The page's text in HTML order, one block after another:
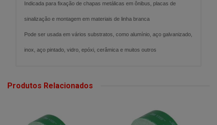
Indicada para fixação de chapas metálicas em ônibus, placas de
sinalização e montagem em materiais de linha branca
Pode ser usada em vários substratos, como alumínio, aço galvanizado,
inox, aço pintado, vidro, epóxi, cerâmica e muitos outros
Produtos Relacionados